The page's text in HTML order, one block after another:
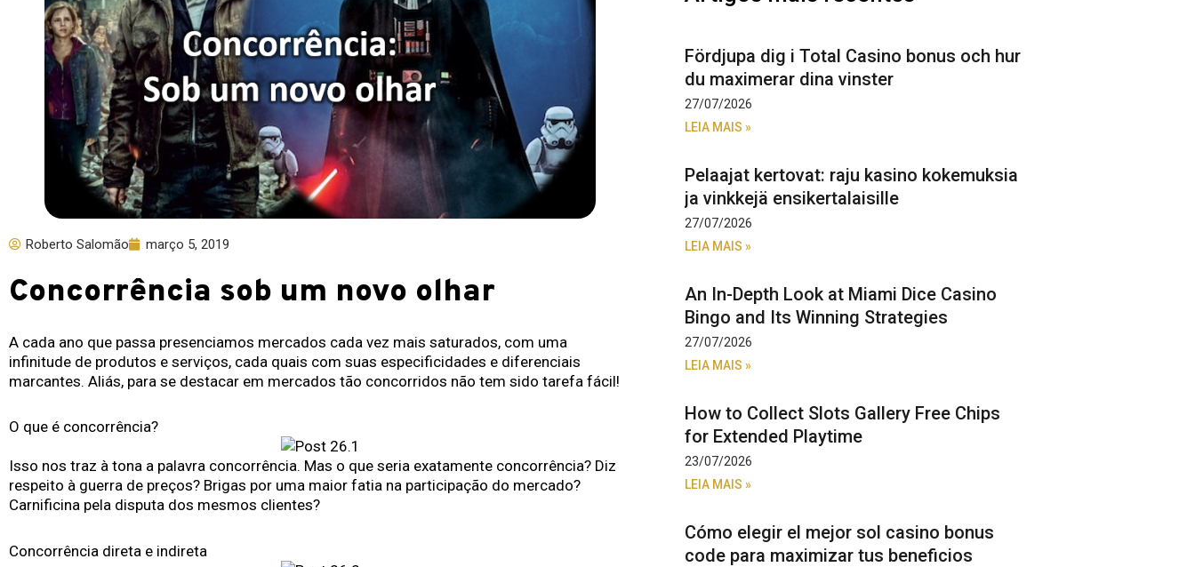
Roberto Salomão março 5, 2019
Concorrência sob um novo olhar
A cada ano que passa presenciamos mercados cada vez mais saturados, com uma
infinitude de produtos e serviços, cada quais com suas especificidades e diferenciais
marcantes. Aliás, para se destacar em mercados tão concorridos não tem sido tarefa fácil!
O que é concorrência?
Isso nos traz à tona a palavra concorrência. Mas o que seria exatamente concorrência? Diz
respeito à guerra de preços? Brigas por uma maior fatia na participação do mercado?
Carnificina pela disputa dos mesmos clientes?
Concorrência direta e indireta
Fördjupa dig i Total Casino bonus och hur
du maximerar dina vinster
27/07/2026
LEIA MAIS »
Pelaajat kertovat: raju kasino kokemuksia
ja vinkkejä ensikertalaisille
27/07/2026
LEIA MAIS »
An In-Depth Look at Miami Dice Casino
Bingo and Its Winning Strategies
27/07/2026
LEIA MAIS »
How to Collect Slots Gallery Free Chips
for Extended Playtime
23/07/2026
LEIA MAIS »
Cómo elegir el mejor sol casino bonus
code para maximizar tus beneficios